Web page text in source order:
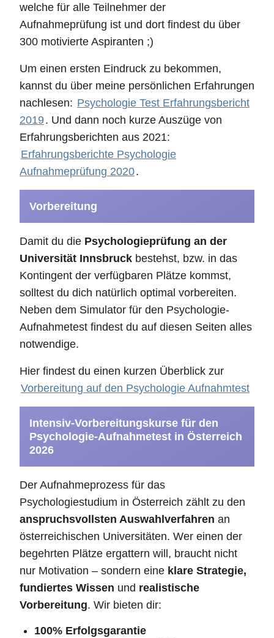
welche für alle Teilnehmer der
Aufnahmeprüfung ist und dort findest du über
300 motivierte Aspiranten ;)
Um einen ersten Eindruck zu bekommen,
kannst du über meine persönlichen Erfahrungen
nachlesen: Psychologie Test Erfahrungsbericht
2019. Und dann noch kurze Auszüge von
Erfahrungsberichten aus 2021:
Erfahrungsberichte Psychologie
Aufnahmeprüfung 2020.
Vorbereitung
Damit du die Psychologieprüfung an der
Universität Innsbruck bestehst, bzw. in das
Kontingent der verfügbaren Plätze kommst,
solltest du dich natürlich optimal vorbereiten.
Neben dem Simulator für den Psychologie-
Aufnahmetest findest du auf diesen Seiten alles
notwendige.
Hier findest du einen kurzen Überblick zur
Vorbereitung auf den Psychologie Aufnahmtest
Intensiv-Vorbereitungskurse für den
Psychologie-Aufnahmetest in Österreich
2026
Der Aufnahmeprozess für das
Psychologiestudium in Österreich zählt zu den
anspruchsvollsten Auswahlverfahren an
österreichischen Universitäten. Wer einen der
begehrten Plätze ergattern will, braucht nicht
nur Motivation – sondern eine klare Strategie,
fundiertes Wissen und realistische
Vorbereitung. Wir bieten dir:
100% Erfolgsgarantie